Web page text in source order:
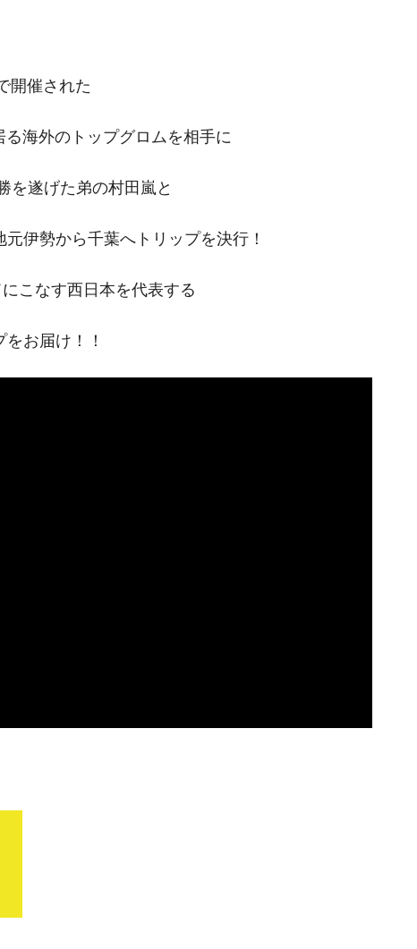
開催された
海外のトップグロムを相手に
を遂げた弟の村田嵐と
伊勢から千葉へトリップを決行！
こなす西日本を代表する
お届け！！